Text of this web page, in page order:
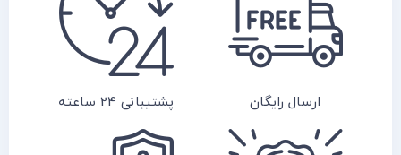
ارسال رایگان پشتیبانی 24 ساعته